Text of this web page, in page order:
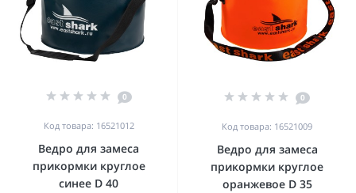
0
Код товара: 16521012
Ведро для замеса
прикормки круглое
синее D 40
0
Код товара: 16521009
Ведро для замеса
прикормки круглое
оранжевое D 35